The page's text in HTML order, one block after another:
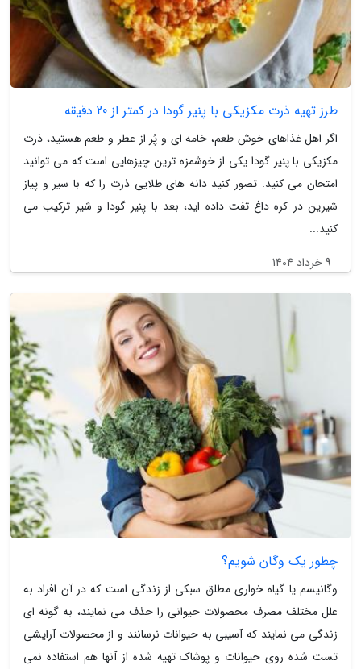
طرز تهیه ذرت مکزیکی با پنیر گودا در کمتر از 20 دقیقه
اگر اهل غذاهای خوش طعم، خامه ای و پُر از عطر و طعم هستید، ذرت
مکزیکی با پنیر گودا یکی از خوشمزه ترین چیزهایی است که می توانید
امتحان می کنید. تصور کنید دانه های طلایی ذرت را که با سیر و پیاز
شیرین در کره داغ تفت داده اید، بعد با پنیر گودا و شیر ترکیب می
کنید...
9 خرداد 1404
چطور یک وگان شویم؟
وگانیسم یا گیاه خواری مطلق سبکی از زندگی است که در آن افراد به
علل مختلف مصرف محصولات حیوانی را حذف می نمایند، به گونه ای
زندگی می نمایند که آسیبی به حیوانات نرسانند و از محصولات آرایشی
تست شده روی حیوانات و پوشاک تهیه شده از آنها هم استفاده نمی